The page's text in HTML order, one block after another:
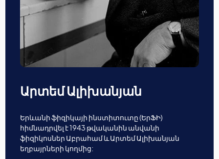
Արտեմ Ալիխանյան
Երևանի ֆիզիկայի ինստիտուտը (ԵրՖԻ)
հիմնադրվել է 1943 թվականին անվանի
ֆիզիկոսներ Աբրահամ և Արտեմ Ալիխանյան
եղբայրների կողմից: